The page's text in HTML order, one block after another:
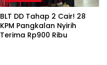
BLT DD Tahap 2 Cair! 28
KPM Pangkalan Nyirih
Terima Rp900 Ribu